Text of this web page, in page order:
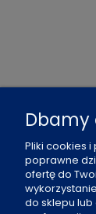
Dbamy
Pliki cookies
poprawne
ofertę do
do sklepu